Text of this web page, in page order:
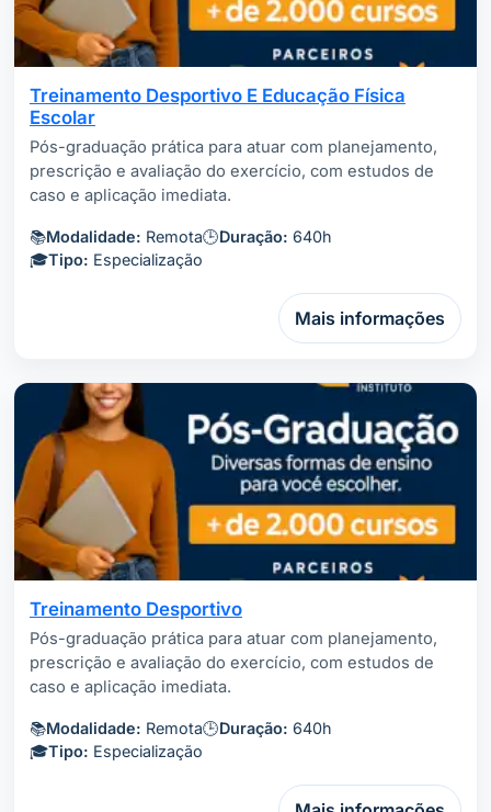
Treinamento Desportivo E Educação Física
Escolar
Pós-graduação prática para atuar com planejamento,
prescrição e avaliação do exercício, com estudos de
caso e aplicação imediata.
📚Modalidade: Remota🕒Duração: 640h
🎓Tipo: Especialização
Mais informações
Treinamento Desportivo
Pós-graduação prática para atuar com planejamento,
prescrição e avaliação do exercício, com estudos de
caso e aplicação imediata.
📚Modalidade: Remota🕒Duração: 640h
🎓Tipo: Especialização